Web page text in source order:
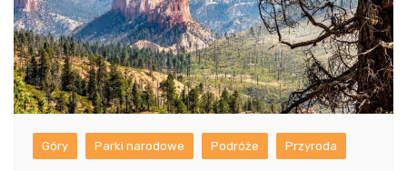
Góry Parki narodowe Podróże Przyroda